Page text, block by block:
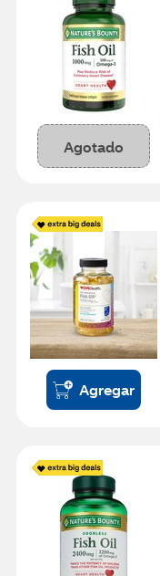
Agotado
Agregar